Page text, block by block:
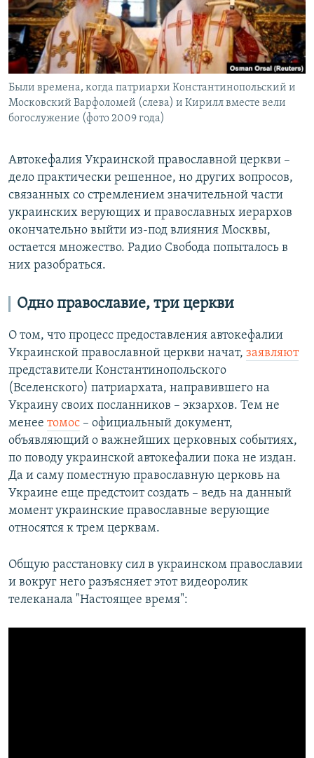
Были времена, когда патриархи Константинопольский и
Московский Варфоломей (слева) и Кирилл вместе вели
богослужение (фото 2009 года)
Автокефалия Украинской православной церкви –
дело практически решенное, но других вопросов,
связанных со стремлением значительной части
украинских верующих и православных иерархов
окончательно выйти из-под влияния Москвы,
остается множество. Радио Свобода попыталось в
них разобраться.
Одно православие, три церкви
О том, что процесс предоставления автокефалии
Украинской православной церкви начат, заявляют
представители Константинопольского
(Вселенского) патриархата, направившего на
Украину своих посланников – экзархов. Тем не
менее томос – официальный документ,
объявляющий о важнейших церковных событиях,
по поводу украинской автокефалии пока не издан.
Да и саму поместную православную церковь на
Украине еще предстоит создать – ведь на данный
момент украинские православные верующие
относятся к трем церквам.
Общую расстановку сил в украинском православии
и вокруг него разъясняет этот видеоролик
телеканала "Настоящее время":